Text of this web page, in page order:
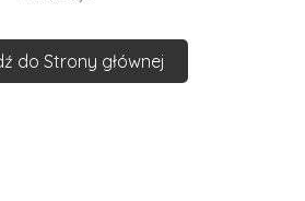
do Strony głównej